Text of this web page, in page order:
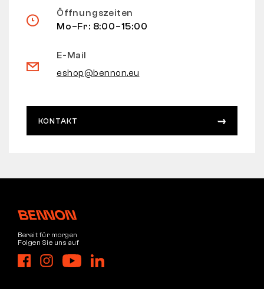
Öffnungszeiten
Mo–Fr: 8:00–15:00
E-Mail
eshop@bennon.eu
KONTAKT
Bereit für morgen
Folgen Sie uns auf